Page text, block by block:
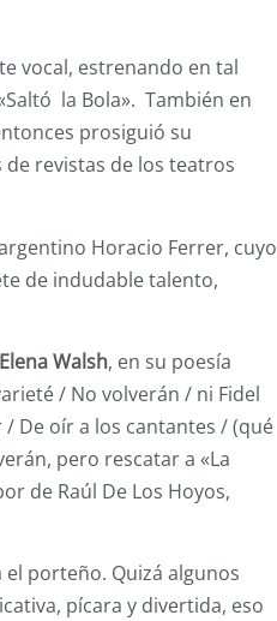
vocal, estrenando en tal
la Bola». También en
prosiguió su
revistas de los teatros
Horacio Ferrer, cuyo
de indudable talento,
Walsh, en su poesía
/ No volverán / ni Fidel
De oír a los cantantes / (qué
pero rescatar a «La
de Raúl De Los Hoyos,
porteño. Quizá algunos
pícara y divertida, eso